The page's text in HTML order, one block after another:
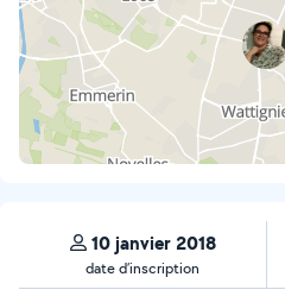
10 janvier 2018
date d’inscription